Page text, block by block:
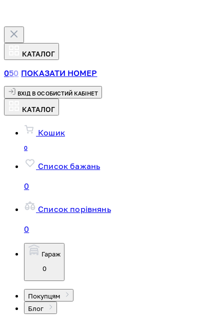
КАТАЛОГ
050 ПОКАЗАТИ НОМЕР
ВХІД В ОСОБИСТИЙ КАБІНЕТ
КАТАЛОГ
Кошик
0
Список бажань
0
Список порівнянь
0
Гараж
0
Покупцям
Блог